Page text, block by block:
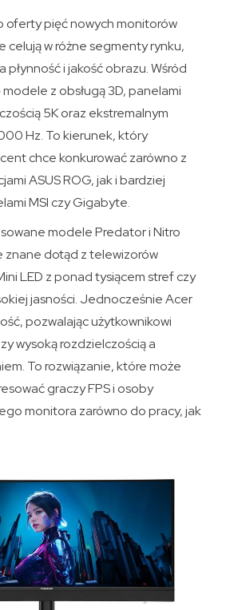
oferty pięć nowych monitorów
celują w różne segmenty rynku,
płynność i jakość obrazu. Wśród
modele z obsługą 3D, panelami
5K oraz ekstremalnym
Hz. To kierunek, który
chce konkurować zarówno z
ASUS ROG, jak i bardziej
MSI czy Gigabyte.
modele Predator i Nitro
dotąd z telewizorów
LED z ponad tysiącem stref czy
jasności. Jednocześnie Acer
pozwalając użytkownikowi
wysoką rozdzielczością a
To rozwiązanie, które może
graczy FPS i osoby
monitora zarówno do pracy, jak